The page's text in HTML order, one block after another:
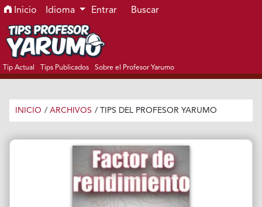
Ir al menú de navegación principal
Ir al contenido principal
Ir al pie de página del sitio
Inicio Idioma Entrar Buscar
Tip Actual Tips Publicados Sobre el Profesor Yarumo
INICIO / ARCHIVOS / TIPS DEL PROFESOR YARUMO